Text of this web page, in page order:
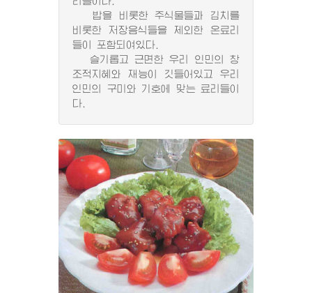
밥을 비롯한 주식물들과 김치를
비롯한 저장음식들을 제외한 온료리
들이 포함되여있다.
슬기롭고 근면한 우리 인민의 창
조적지혜와 재능이 깃들어있고 우리
인민의 구미와 기호에 맞는 료리들이
다.